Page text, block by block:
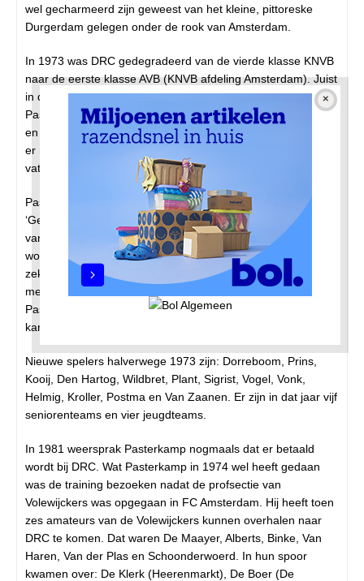
wel gecharmeerd zijn geweest van het kleine, pittoreske
Durgerdam gelegen onder de rook van Amsterdam.
In 1973 was DRC gedegradeerd van de vierde klasse KNVB
naar de eerste klasse AVB (KNVB afdeling Amsterdam). Juist
in dat jaar pakte DRC de zaken professioneel aan, legt Bert
Pasterkamp uit. De gemeente Amsterdam had twee velden
en een trainingsveld aangelegd. Een nieuw clubhuis moest
er nog komen. De kleedkamers waren voor uitbreiding
vatbaar.
Pasterkamp werd erevoorzitter van DRC. Pasterkamp:
‘Geruchten als zou DRC spelers betalen, wijs ik categorisch
van de hand. Als ik zou ontdekken dat er een speler zou
worden betaald, dan vroeg ik het 40-voudige. Want ik loop
zeker zoveel jaren mee en heb alles pro-deo gedaan. En
met mij vele andere bestuursleden.’ In 1977 ontving
Pasterkamp van wethouder Verhey een zilveren speld. Dat
kan duiden op een voorzitterschap van 25 jaar.
Nieuwe spelers halverwege 1973 zijn: Dorreboom, Prins,
Kooij, Den Hartog, Wildbret, Plant, Sigrist, Vogel, Vonk,
Helmig, Kroller, Postma en Van Zaanen. Er zijn in dat jaar vijf
seniorenteams en vier jeugdteams.
In 1981 weersprak Pasterkamp nogmaals dat er betaald
wordt bij DRC. Wat Pasterkamp in 1974 wel heeft gedaan
was de training bezoeken nadat de profsectie van
Volewijckers was opgegaan in FC Amsterdam. Hij heeft toen
zes amateurs van de Volewijckers kunnen overhalen naar
DRC te komen. Dat waren De Maayer, Alberts, Binke, Van
Haren, Van der Plas en Schoonderwoerd. In hun spoor
kwamen over: De Klerk (Heerenmarkt), De Boer (De